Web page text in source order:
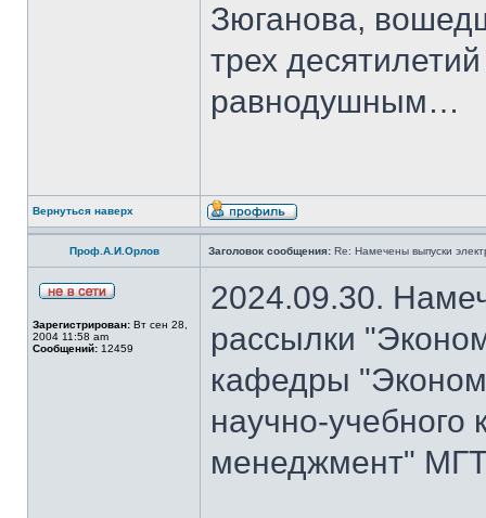
Зюганова,
трех
равнодушным…
Вернуться наверх
Проф.А.И.Орлов Заголовок сообщения: Re: Намечены выпуски
Зарегистрирован: Вт сен 28,
2004 11:58 am
Сообщений: 12459
2024.09.30.
рассылки
кафедры
научно-
менеджмент"